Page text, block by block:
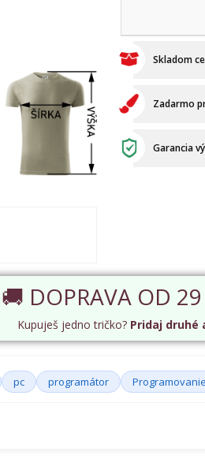
Skladom
Zadarmo
Garancia
🚚 DOPRAVA OD
Kupuješ jedno tričko? Pridaj druhé
pc programátor Programovanie